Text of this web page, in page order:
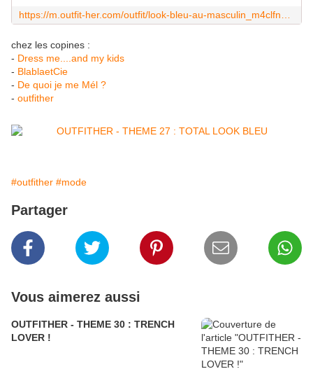
chez les copines :
- Dress me....and my kids
- BlablaetCie
- De quoi je me Mél ?
- outfither
#outfither #mode
Partager
Vous aimerez aussi
OUTFITHER - THEME 30 : TRENCH
LOVER !